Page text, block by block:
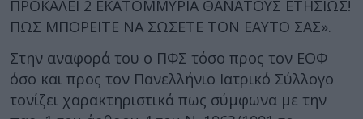
ΠΡΟΚΑΛΕΙ 2 ΕΚΑΤΟΜΜΥΡΙΑ ΘΑΝΑΤΟΥΣ ΕΤΗΣΙΩΣ!
ΠΩΣ ΜΠΟΡΕΙΤΕ ΝΑ ΣΩΣΕΤΕ ΤΟΝ ΕΑΥΤΟ ΣΑΣ».
Στην αναφορά του ο ΠΦΣ τόσο προς τον ΕΟΦ
όσο και προς τον Πανελλήνιο Ιατρικό Σύλλογο
τονίζει χαρακτηριστικά πως σύμφωνα με την